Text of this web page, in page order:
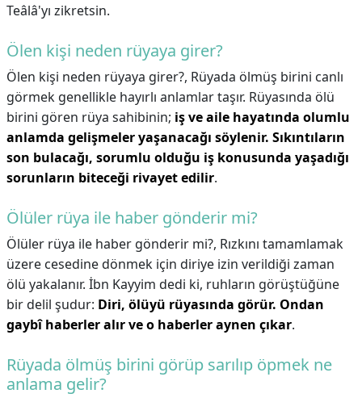
Teâlâ'yı zikretsin.
Ölen kişi neden rüyaya girer?
Ölen kişi neden rüyaya girer?, Rüyada ölmüş birini canlı
görmek genellikle hayırlı anlamlar taşır. Rüyasında ölü
birini gören rüya sahibinin; iş ve aile hayatında olumlu
anlamda gelişmeler yaşanacağı söylenir. Sıkıntıların
son bulacağı, sorumlu olduğu iş konusunda yaşadığı
sorunların biteceği rivayet edilir.
Ölüler rüya ile haber gönderir mi?
Ölüler rüya ile haber gönderir mi?, Rızkını tamamlamak
üzere cesedine dönmek için diriye izin verildiği zaman
ölü yakalanır. İbn Kayyim dedi ki, ruhların görüştüğüne
bir delil şudur: Diri, ölüyü rüyasında görür. Ondan
gaybî haberler alır ve o haberler aynen çıkar.
Rüyada ölmüş birini görüp sarılıp öpmek ne
anlama gelir?